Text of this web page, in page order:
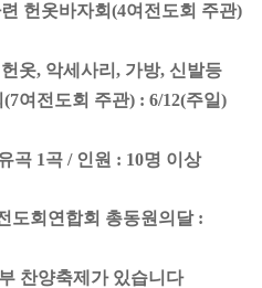
헌옷바자회(4여전도회 주관)
옷, 악세사리, 가방, 신발등
전도회 주관) : 6/12(주일)
곡 1곡 / 인원 : 10명 이상
도회연합회 총동원의달 :
찬양축제가 있습니다